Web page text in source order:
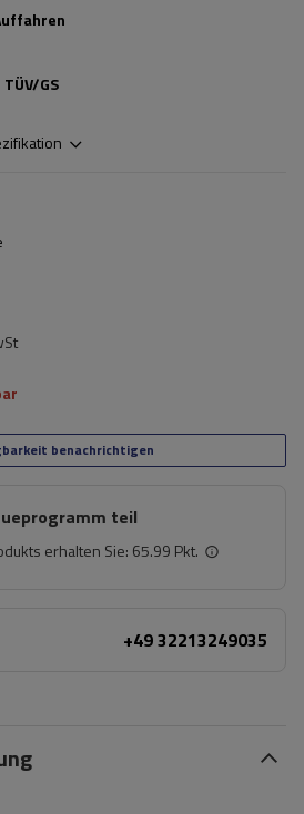
TÜV/GS
benachrichtigen
teil
erhalten Sie: 65.99 Pkt.
+49 32213249035